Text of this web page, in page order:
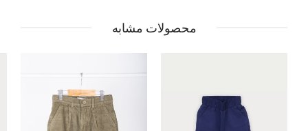
محصولات مشابه